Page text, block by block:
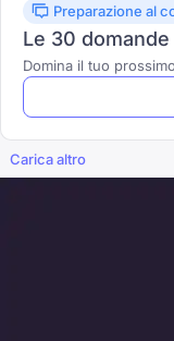
Preparazione al
Le 30
Domina il tuo
Carica altro